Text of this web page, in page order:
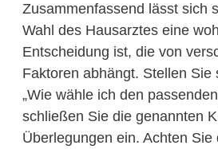
Zusammenfassend lässt sich
Wahl des Hausarztes eine
Entscheidung ist, die von
Faktoren abhängt. Stellen Sie
„Wie wähle ich den
schließen Sie die genannten
Überlegungen ein. Achten